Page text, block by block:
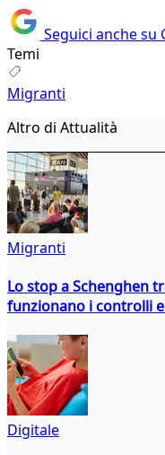
Seguici anche su
Temi
Migranti
Altro di Attualità
Migranti
Lo stop a Schenghen
funzionano i controlli
Digitale